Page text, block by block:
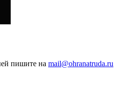
пишите на mail@ohranatruda.ru